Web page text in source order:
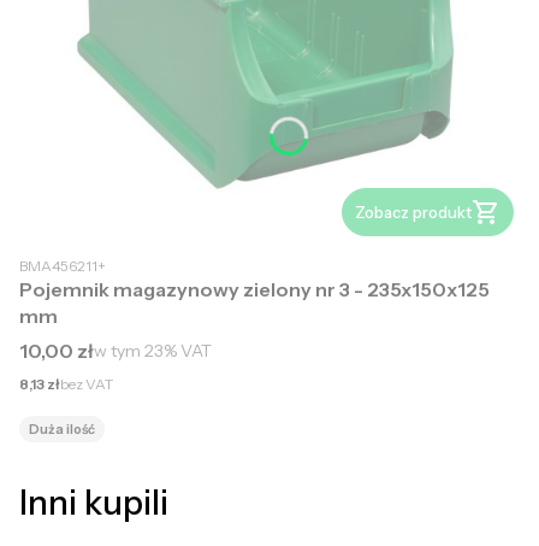
Zobacz produkt
BMA456211+
Pojemnik magazynowy zielony nr 3 - 235x150x125
mm
Cena brutto
10,00 złw tym 23%VAT
Cena netto
8,13 złbez VAT
Duża ilość
Inni kupili